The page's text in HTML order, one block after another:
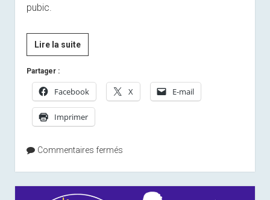
pubic.
Lire la suiteQue
faites
le
28
mai
Partager :
Facebook X E-mail
Imprimer
Commentaires fermés